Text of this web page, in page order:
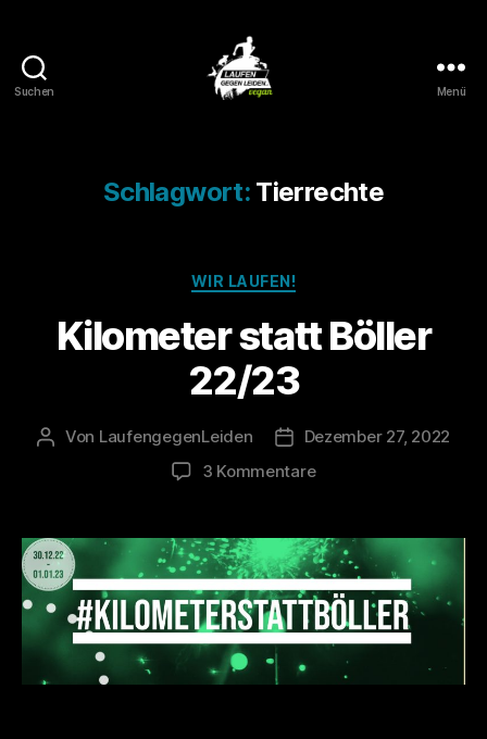
Suchen Menü
Schlagwort: Tierrechte
Kategorien
WIR LAUFEN!
Kilometer statt Böller
22/23
Beitragsautor
Von LaufengegenLeiden Veröffentlichungsdatum
Dezember 27, 2022
3 Kommentarezu
Böller
22/23